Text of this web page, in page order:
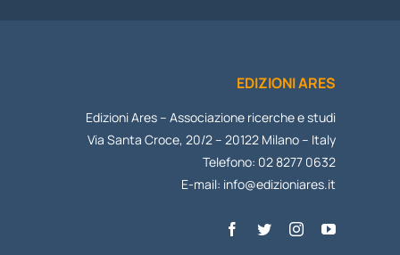
EDIZIONI ARES
Edizioni Ares – Associazione ricerche e studi
Via Santa Croce, 20/2 – 20122 Milano – Italy
Telefono: 02 8277 0632
E-mail: info@edizioniares.it